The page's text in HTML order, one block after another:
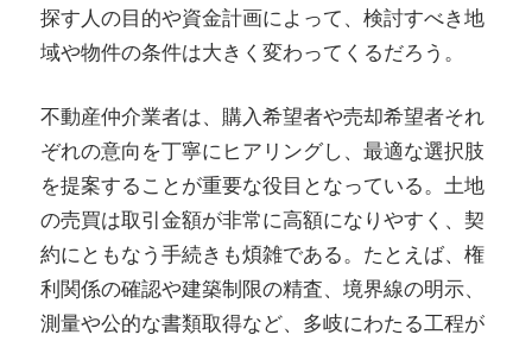
探す人の目的や資金計画によって、検討すべき地
域や物件の条件は大きく変わってくるだろう。
不動産仲介業者は、購入希望者や売却希望者それ
ぞれの意向を丁寧にヒアリングし、最適な選択肢
を提案することが重要な役目となっている。土地
の売買は取引金額が非常に高額になりやすく、契
約にともなう手続きも煩雑である。たとえば、権
利関係の確認や建築制限の精査、境界線の明示、
測量や公的な書類取得など、多岐にわたる工程が